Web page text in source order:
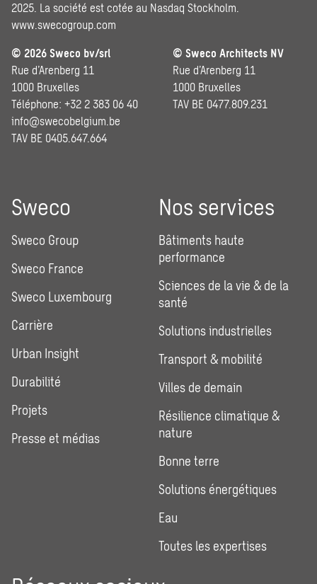
2025. La société est cotée au Nasdaq Stockholm.
www.swecogroup.com
© 2026 Sweco bv/srl
Rue d’Arenberg 11
1000 Bruxelles
Téléphone: +32 2 383 06 40
info@swecobelgium.be
TAV BE 0405.647.664
© Sweco Architects NV
Rue d’Arenberg 11
1000 Bruxelles
TAV BE 0477.809.231
Sweco
Sweco Group
Sweco France
Sweco Luxembourg
Carrière
Urban Insight
Durabilité
Projets
Presse et médias
Nos services
Bâtiments haute
performance
Sciences de la vie & de la
santé
Solutions industrielles
Transport & mobilité
Villes de demain
Résilience climatique &
nature
Bonne terre
Solutions énergétiques
Eau
Toutes les expertises